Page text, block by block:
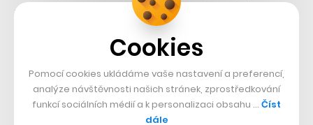
roce navýšilo o 3,5 procenta. Čísla tedy ukazují, že
česká e-commerce je stále na vzestupu a nadále se
rozvíjí. Očekáváme, že za letošní rok bude objem peněz
utracených v e-shopech zase o něco vyšší,“uvádí
Miroslav Uďan, ředitel Shoptetu.
Cookies
Pomocí cookies ukládáme vaše nastavení a preferencí,
analýze návštěvnosti našich stránek, zprostředkování
funkcí sociálních médií a k personalizaci obsahu … Číst
dále